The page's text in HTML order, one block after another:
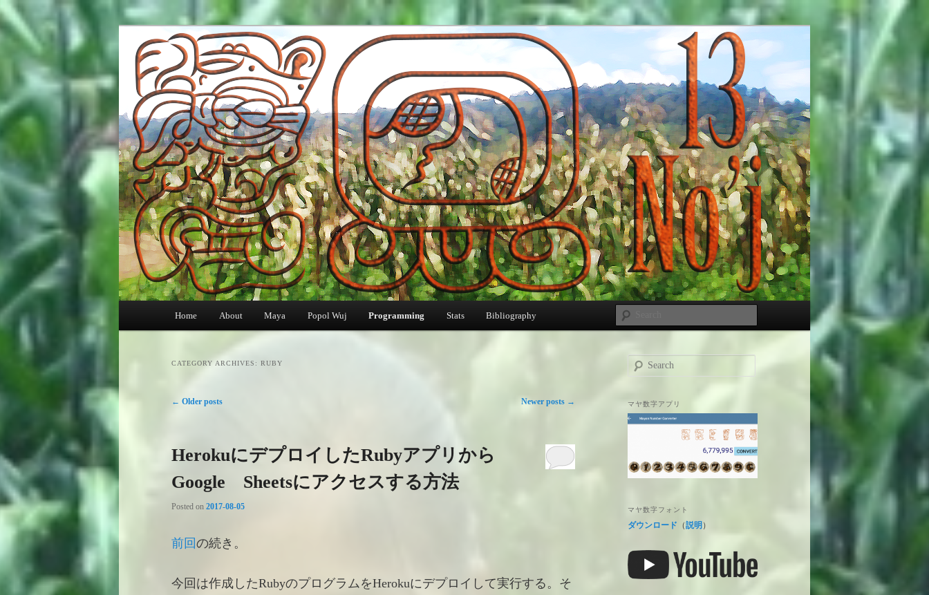
13 No'j
グアテマラ、マヤ文明とプログラミング/Mayan World and Programming
menu
Skip
to
primary
Skip
to
secondary
Home About Maya Popol Wuj Programming Stats Bibliography
CATEGORY ARCHIVES: RUBY
Post
← Older posts Newer posts →
HerokuにデプロイしたRubyアプリから
Google Sheetsにアクセスする方法
Posted on 2017-08-05
前回の続き。
今回は作成したRubyのプログラムをHerokuにデプロイして実行する。そ
r
c
h
マヤ数字アプリ
マヤ数字フォント
ダウンロード （説明 ）